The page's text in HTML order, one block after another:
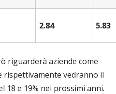
2.84 5.83
riguarderà aziende come
rispettivamente vedranno il
e 19% nei prossimi anni.